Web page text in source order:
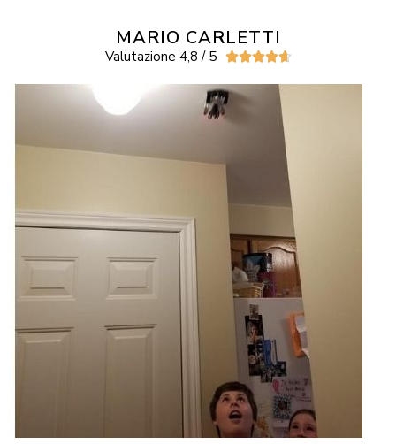
MARIO CARLETTI
Valutazione 4,8 / 5 